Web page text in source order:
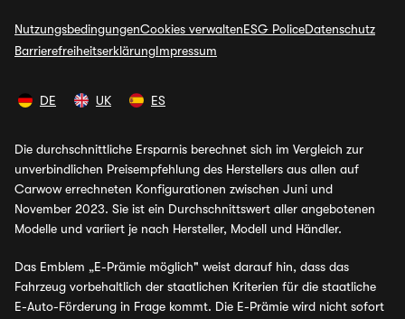
NutzungsbedingungenCookies verwaltenESG PoliceDatenschutz
BarrierefreiheitserklärungImpressum
DE UK ES
Die durchschnittliche Ersparnis berechnet sich im Vergleich zur
unverbindlichen Preisempfehlung des Herstellers aus allen auf
Carwow errechneten Konfigurationen zwischen Juni und
November 2023. Sie ist ein Durchschnittswert aller angebotenen
Modelle und variiert je nach Hersteller, Modell und Händler.
Das Emblem „E-Prämie möglich" weist darauf hin, dass das
Fahrzeug vorbehaltlich der staatlichen Kriterien für die staatliche
E-Auto-Förderung in Frage kommt. Die E-Prämie wird nicht sofort